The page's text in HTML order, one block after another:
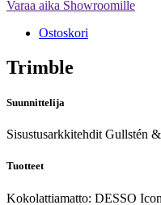
Varaa aika Showroomille
Ostoskori
Trimble
Suunnittelija
Sisustusarkkitehdit Gullstén
Tuotteet
Kokolattiamatto: DESSO